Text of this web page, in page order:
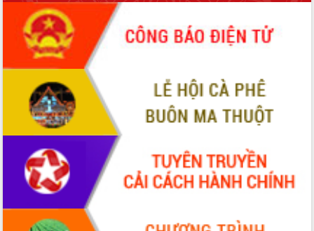
ứng để giữ vững thị trường xuất khẩu
Diễn đàn Kinh tế tư nhân Việt Nam đột
phá cơ chế - Hợp tác công tư
Đề án 06 tạo bước ngoặt đột phá trong
cải cách hành chính tỉnh Đắk Lắk
Kết nối tour, đẩy mạnh chuyển đổi số
để phát triển du lịch Đắk Lắk
Khởi động Dự án Đầu tư xây dựng hạ
tầng kỹ thuật Cụm công nghiệp Tân
Gặp mặt các cơ quan báo chí nhân Kỷ
niệm 101 năm Ngày Báo chí Cách
mạng Việt Nam
Đắk Lắk sơ kết 4 năm triển khai thực
hiện Đề án 06 của Chính phủ